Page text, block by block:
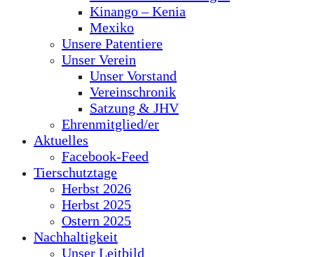
Kinango – Kenia
Mexiko
Unsere Patentiere
Unser Verein
Unser Vorstand
Vereinschronik
Satzung & JHV
Ehrenmitglied/er
Aktuelles
Facebook-Feed
Tierschutztage
Herbst 2026
Herbst 2025
Ostern 2025
Nachhaltigkeit
Unser Leitbild